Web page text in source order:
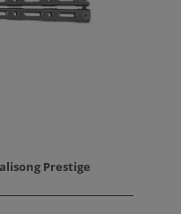
Prestige